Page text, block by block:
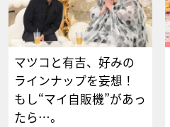
マツコと有吉、好みの
ラインナップを妄想！
もし“マイ自販機”があっ
たら…。